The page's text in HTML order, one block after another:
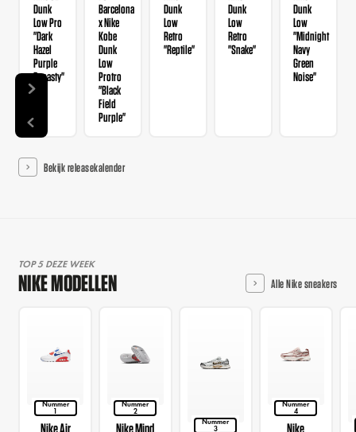
Dunk
Low Pro
"Dark
Hazel
Purple
Dynasty"
Barcelona
x Nike
Kobe
Dunk
Low
Protro
"Black
Field
Purple"
Dunk
Low
Retro
"Reptile"
Dunk
Low
Retro
"Snake"
Dunk
Low
"Midnight
Navy
Green
Noise"
Bekijk releasekalender
TOP 5 DEZE WEEK
NIKE MODELLEN Alle Nike sneakers
Nummer
1
Nike Air
Nummer
2
Nike Mind
Nummer
3
Nummer
4
Nike